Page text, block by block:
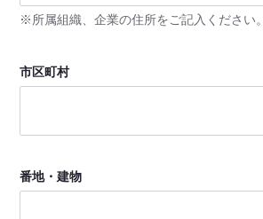
※所属組織、企業の住所をご記入ください。
市区町村
番地・建物